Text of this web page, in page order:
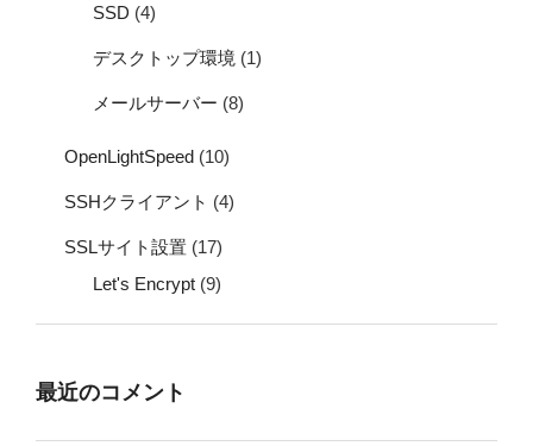
SSD (4)
デスクトップ環境 (1)
メールサーバー (8)
OpenLightSpeed (10)
SSHクライアント (4)
SSLサイト設置 (17)
Let's Encrypt (9)
最近のコメント